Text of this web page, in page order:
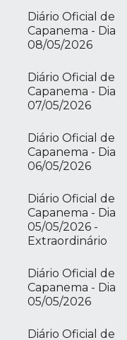
Diário Oficial de
Capanema - Dia
08/05/2026
Diário Oficial de
Capanema - Dia
07/05/2026
Diário Oficial de
Capanema - Dia
06/05/2026
Diário Oficial de
Capanema - Dia
05/05/2026 -
Extraordinário
Diário Oficial de
Capanema - Dia
05/05/2026
Diário Oficial de